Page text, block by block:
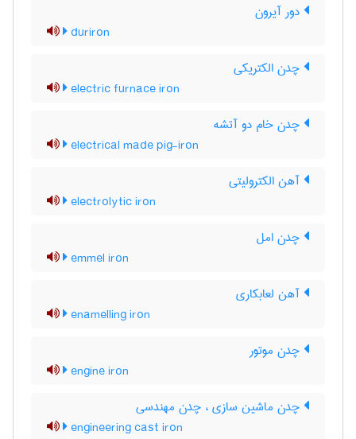
دور آیرون
duriron
چدن الکتریکی
electric furnace iron
چدن خام دو آتشه
electrical made pig-iron
آهن الکترولیتی
electrolytic iron
چدن امل
emmel iron
آهن لعابکاری
enamelling iron
چدن موتور
engine iron
چدن ماشین سازی ، چدن مهندسی
engineering cast iron